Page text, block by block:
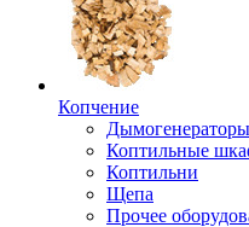
Копчение
Дымогенераторы
Коптильные
Коптильни
Щепа
Прочее